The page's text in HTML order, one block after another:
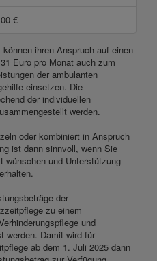
€
ihren Anspruch auf einen
Euro pro Monat auch zum
der ambulanten
einsetzen. Die
der individuellen
werden.
oder kombiniert in Anspruch
ist dann sinnvoll, wenn Sie
wünschen und Unterstützung
der
zu einem
und
werden. Damit wird für
ab dem 1. Juli 2025 dann